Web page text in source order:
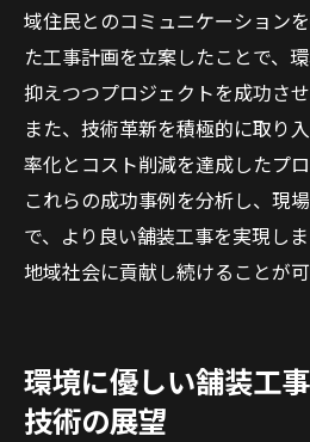
域住民とのコミュニケーション
た工事計画を立案したことで、
抑えつつプロジェクトを成功させ
また、技術革新を積極的に取り
率化とコスト削減を達成したプ
これらの成功事例を分析し、現
で、より良い舗装工事を実現し
地域社会に貢献し続けることが可
環境に優しい舗装工
技術の展望